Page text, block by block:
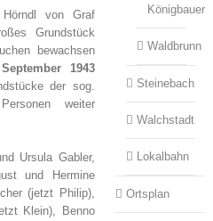
von Graf
Grundstück
bewachsen
1943
der sog.
weiter
Ursula Gabler,
und Hermine
(jetzt Philip),
Klein), Benno
Königbauer
Waldbrunn
Steinebach
Walchstadt
Lokalbahn
Ortsplan